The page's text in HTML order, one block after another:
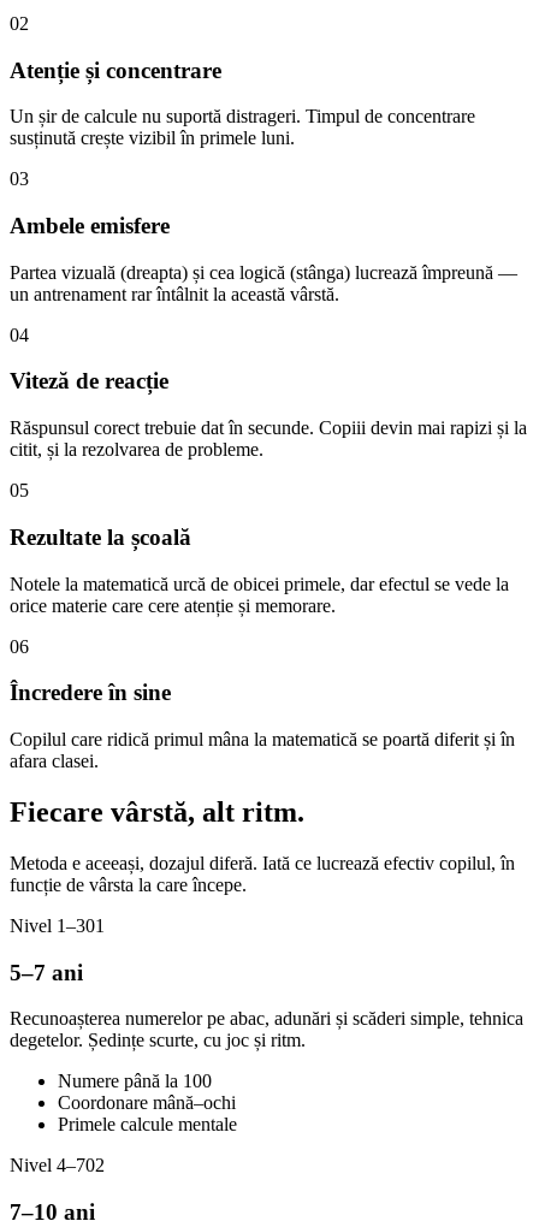
02
Atenție și concentrare
Un șir de calcule nu suportă distrageri. Timpul de concentrare
susținută crește vizibil în primele luni.
03
Ambele emisfere
Partea vizuală (dreapta) și cea logică (stânga) lucrează împreună —
un antrenament rar întâlnit la această vârstă.
04
Viteză de reacție
Răspunsul corect trebuie dat în secunde. Copiii devin mai rapizi și la
citit, și la rezolvarea de probleme.
05
Rezultate la școală
Notele la matematică urcă de obicei primele, dar efectul se vede la
orice materie care cere atenție și memorare.
06
Încredere în sine
Copilul care ridică primul mâna la matematică se poartă diferit și în
afara clasei.
Fiecare vârstă, alt ritm.
Metoda e aceeași, dozajul diferă. Iată ce lucrează efectiv copilul, în
funcție de vârsta la care începe.
Nivel 1–301
5–7 ani
Recunoașterea numerelor pe abac, adunări și scăderi simple, tehnica
degetelor. Ședințe scurte, cu joc și ritm.
Numere până la 100
Coordonare mână–ochi
Primele calcule mentale
Nivel 4–702
7–10 ani